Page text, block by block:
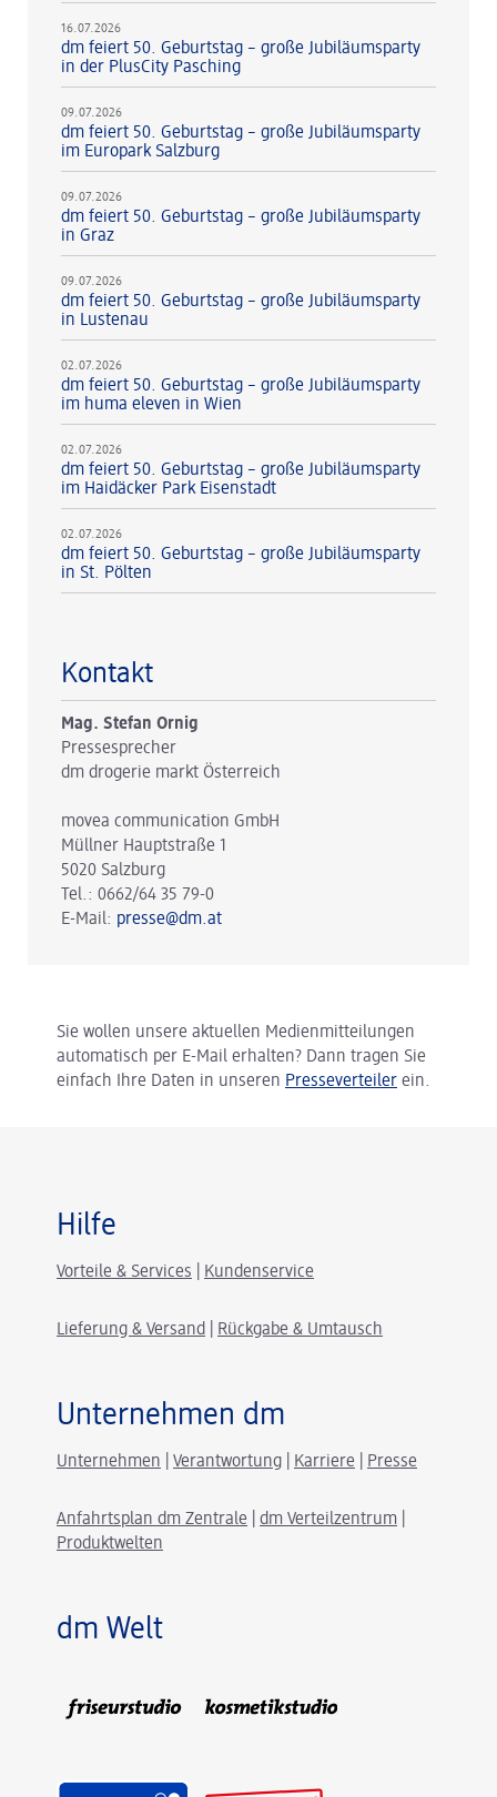
16.07.2026
dm feiert 50. Geburtstag – große Jubiläumsparty
in der PlusCity Pasching
09.07.2026
dm feiert 50. Geburtstag – große Jubiläumsparty
im Europark Salzburg
09.07.2026
dm feiert 50. Geburtstag – große Jubiläumsparty
in Graz
09.07.2026
dm feiert 50. Geburtstag – große Jubiläumsparty
in Lustenau
02.07.2026
dm feiert 50. Geburtstag – große Jubiläumsparty
im huma eleven in Wien
02.07.2026
dm feiert 50. Geburtstag – große Jubiläumsparty
im Haidäcker Park Eisenstadt
02.07.2026
dm feiert 50. Geburtstag – große Jubiläumsparty
in St. Pölten
Kontakt
Mag. Stefan Ornig
Pressesprecher
dm drogerie markt Österreich
movea communication GmbH
Müllner Hauptstraße 1
5020 Salzburg
Tel.: 0662/64 35 79-0
E-Mail: presse@dm.at
Sie wollen unsere aktuellen Medienmitteilungen
automatisch per E-Mail erhalten? Dann tragen Sie
einfach Ihre Daten in unseren Presseverteiler ein.
Hilfe
Vorteile & Services Kundenservice
Lieferung & Versand Rückgabe & Umtausch
Unternehmen dm
Unternehmen Verantwortung Karriere Presse
Anfahrtsplan dm Zentrale dm Verteilzentrum
Produktwelten
dm Welt